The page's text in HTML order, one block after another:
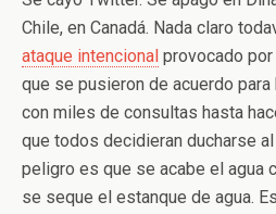
Chile, en Canadá. Nada claro
ataque intencional provocado
que se pusieron de acuerdo
con miles de consultas hasta
que todos decidieran ducharse
peligro es que se acabe el agua
se seque el estanque de agua.